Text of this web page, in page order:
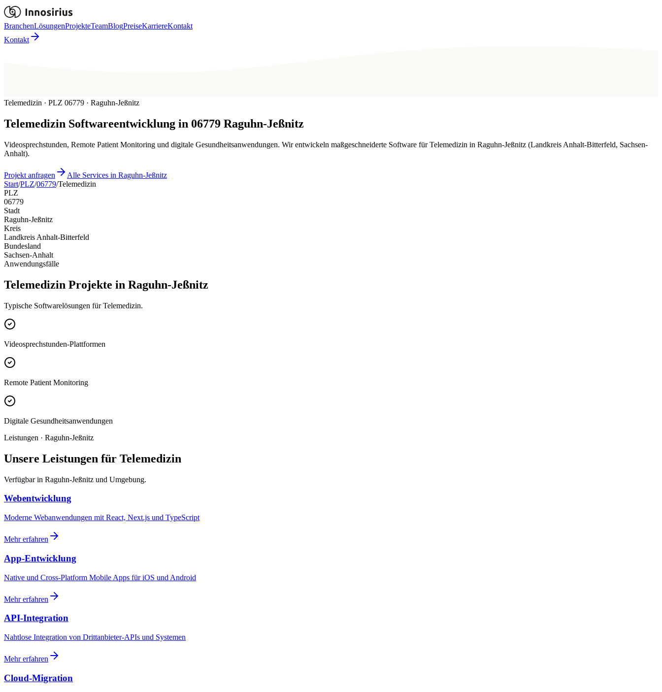
BranchenLösungenProjekteTeamBlogPreiseKarriereKontakt
Kontakt
Telemedizin · PLZ 06779 · Raguhn-Jeßnitz
Telemedizin Softwareentwicklung in 06779 Raguhn-Jeßnitz
Videosprechstunden, Remote Patient Monitoring und digitale Gesundheitsanwendungen. Wir entwickeln maßgeschneiderte Software für Telemedizin in Raguhn-Jeßnitz (Landkreis Anhalt-Bitterfeld, Sachsen-
Anhalt).
Projekt anfragen
Alle Services in Raguhn-Jeßnitz
Start/PLZ/06779/Telemedizin
PLZ
06779
Stadt
Raguhn-Jeßnitz
Kreis
Landkreis Anhalt-Bitterfeld
Bundesland
Sachsen-Anhalt
Anwendungsfälle
Telemedizin Projekte in Raguhn-Jeßnitz
Typische Softwarelösungen für Telemedizin.
Videosprechstunden-Plattformen
Remote Patient Monitoring
Digitale Gesundheitsanwendungen
Leistungen · Raguhn-Jeßnitz
Unsere Leistungen für Telemedizin
Verfügbar in Raguhn-Jeßnitz und Umgebung.
Webentwicklung
Moderne Webanwendungen mit React, Next.js und TypeScript
Mehr erfahren
App-Entwicklung
Native und Cross-Platform Mobile Apps für iOS und Android
Mehr erfahren
API-Integration
Nahtlose Integration von Drittanbieter-APIs und Systemen
Mehr erfahren
Cloud-Migration